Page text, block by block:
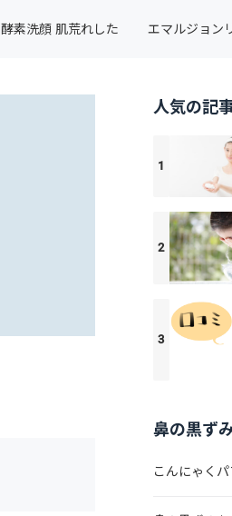
酵素洗顔 肌荒れした エマルジョン
人気の記
鼻の黒ず
こんにゃくパ